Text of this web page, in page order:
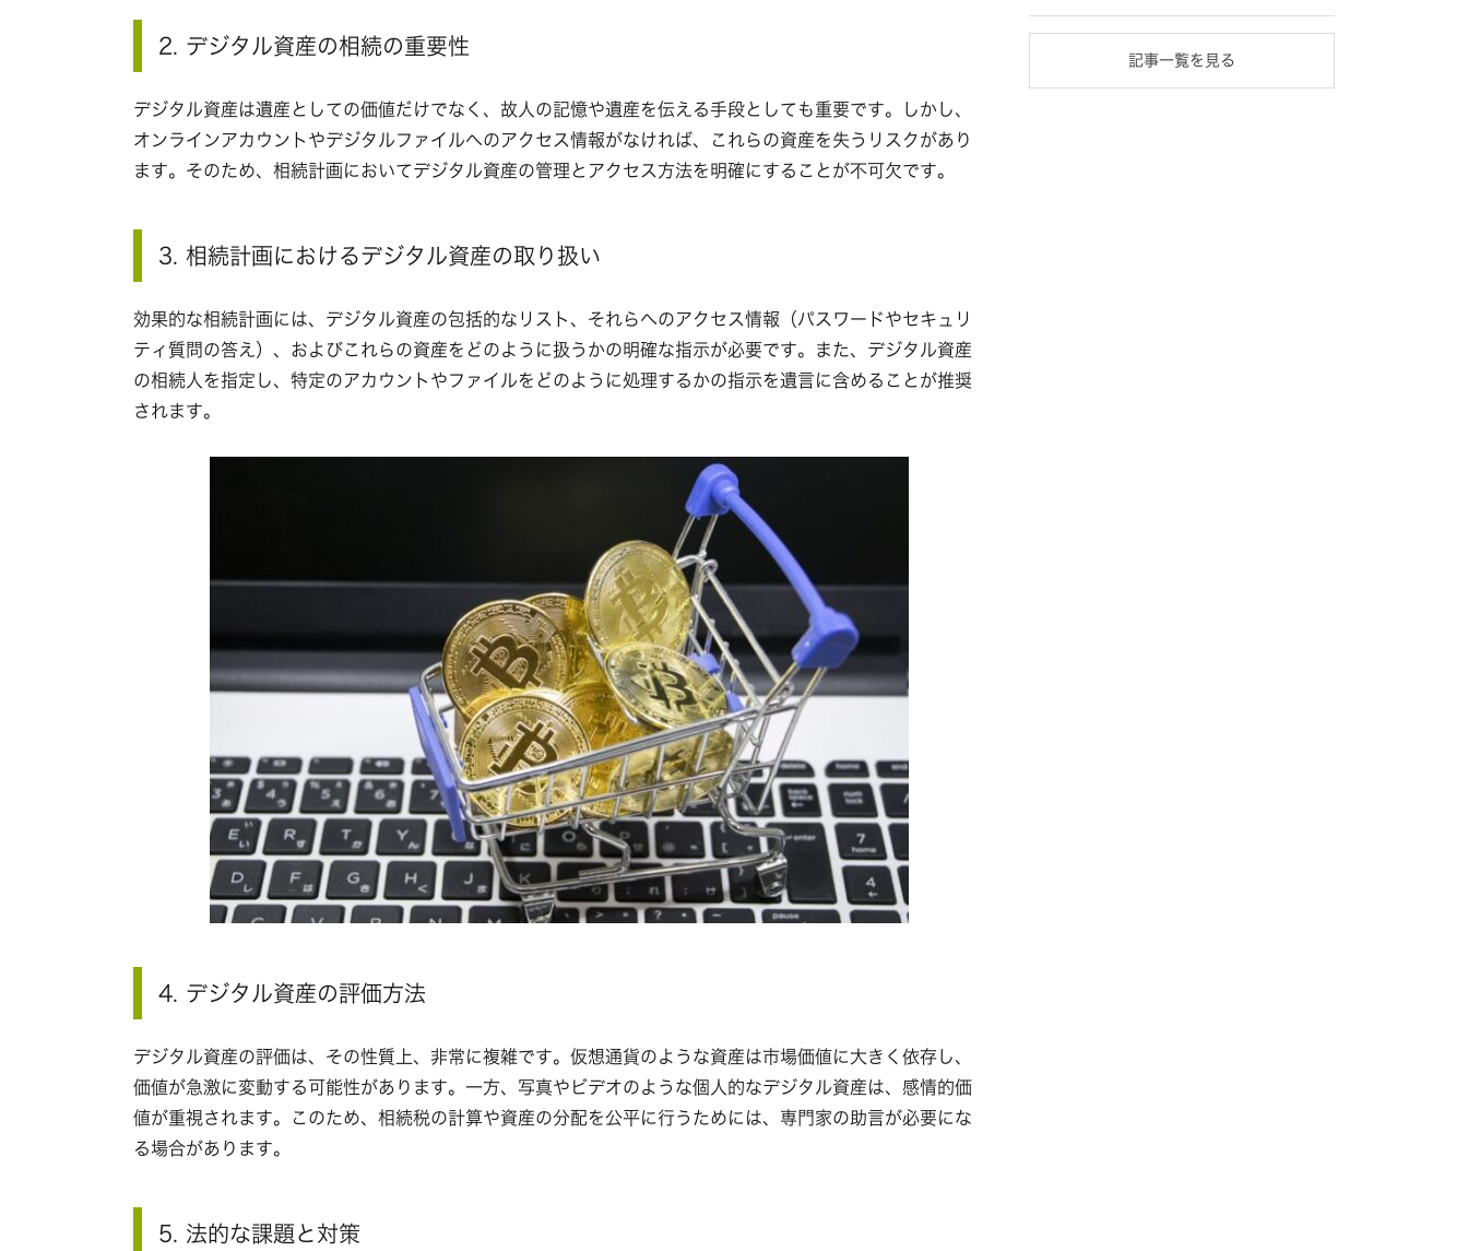
2. デジタル資産の相続の重要性
デジタル資産は遺産としての価値だけでなく、故人の記憶や遺産を伝える手段としても重要です。しかし、
オンラインアカウントやデジタルファイルへのアクセス情報がなければ、これらの資産を失うリスクがあり
ます。そのため、相続計画においてデジタル資産の管理とアクセス方法を明確にすることが不可欠です。
3. 相続計画におけるデジタル資産の取り扱い
効果的な相続計画には、デジタル資産の包括的なリスト、それらへのアクセス情報（パスワードやセキュリ
ティ質問の答え）、およびこれらの資産をどのように扱うかの明確な指示が必要です。また、デジタル資産
の相続人を指定し、特定のアカウントやファイルをどのように処理するかの指示を遺言に含めることが推奨
されます。
4. デジタル資産の評価方法
デジタル資産の評価は、その性質上、非常に複雑です。仮想通貨のような資産は市場価値に大きく依存し、
価値が急激に変動する可能性があります。一方、写真やビデオのような個人的なデジタル資産は、感情的価
値が重視されます。このため、相続税の計算や資産の分配を公平に行うためには、専門家の助言が必要にな
る場合があります。
5. 法的な課題と対策
記事一覧を見る